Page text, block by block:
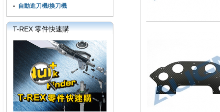
自動進刀機/換刀機
T-REX 零件快速購